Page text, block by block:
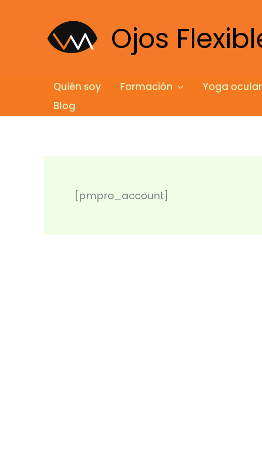
contenido
Ojos
Quién soy Formación Yoga ocular
Blog
[pmpro_account]